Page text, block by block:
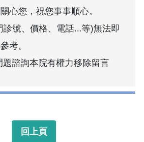
心您，祝您事事順心。
診號、價格、電話...等)無法即
考。
題諮詢本院有權力移除留言
回上頁